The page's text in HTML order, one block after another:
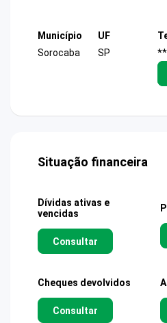
Município
Sorocaba
UF
SP
Situação financeira
Dívidas ativas e
vencidas
Consultar
Cheques devolvidos
Consultar